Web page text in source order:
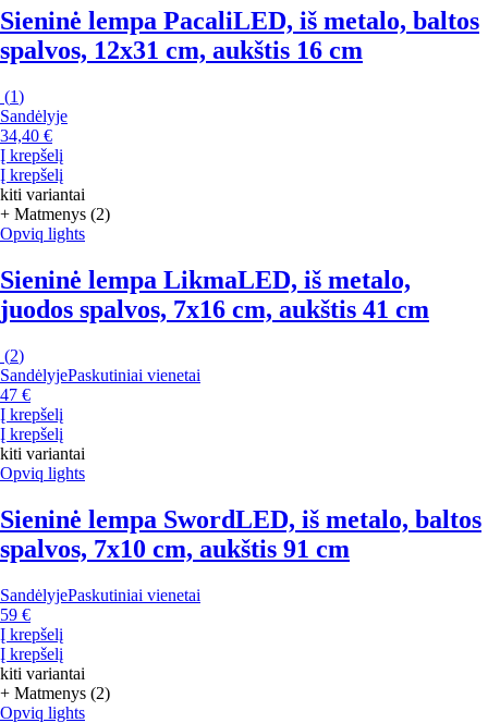
Sieninė lempa PacaliLED, iš metalo, baltos
spalvos, 12x31 cm, aukštis 16 cm
(1)
Sandėlyje
34,40 €
Į krepšelį
Į krepšelį
kiti variantai
+ Matmenys (2)
Opviq lights
Sieninė lempa LikmaLED, iš metalo,
juodos spalvos, 7x16 cm, aukštis 41 cm
(2)
SandėlyjePaskutiniai vienetai
47 €
Į krepšelį
Į krepšelį
kiti variantai
Opviq lights
Sieninė lempa SwordLED, iš metalo, baltos
spalvos, 7x10 cm, aukštis 91 cm
SandėlyjePaskutiniai vienetai
59 €
Į krepšelį
Į krepšelį
kiti variantai
+ Matmenys (2)
Opviq lights